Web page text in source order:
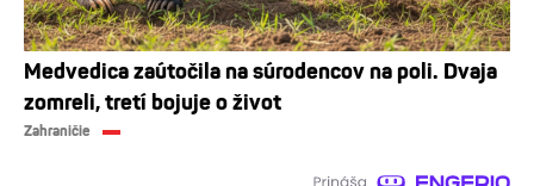
Medvedica zaútočila na súrodencov na poli. Dvaja
zomreli, tretí bojuje o život
Zahraničie